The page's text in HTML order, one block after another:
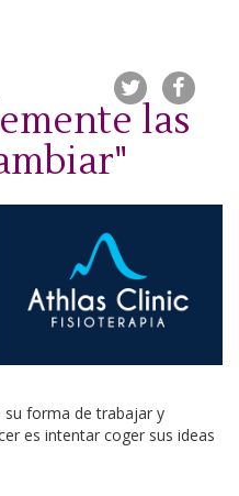
las
su forma de trabajar y
es intentar coger sus ideas